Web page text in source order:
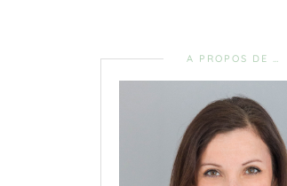
A PROPOS DE …